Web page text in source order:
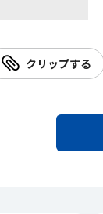
クリップする